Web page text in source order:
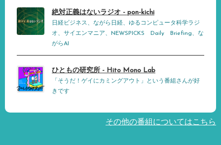
絶対正義はないラジオ - pon-kichi
日経ビジネス、ながら日経、ゆるコンピュータ科学ラジ
オ、サイエンマニア、NEWSPICKS Daily Briefing、な
がらAI
ひともの研究所 - Hito Mono Lab
「そうだ！ゲイにカミングアウト」という番組さんが好
きです
その他の番組についてはこちら